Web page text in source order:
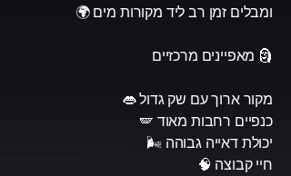
ומבלים זמן רב ליד מקורות מים 🌍
🗿 מאפיינים מרכזיים
מקור ארוך עם שק גדול 👄
כנפיים רחבות מאוד 🪽
יכולת דאייה גבוהה 🌬️
חיי קבוצה 🧠